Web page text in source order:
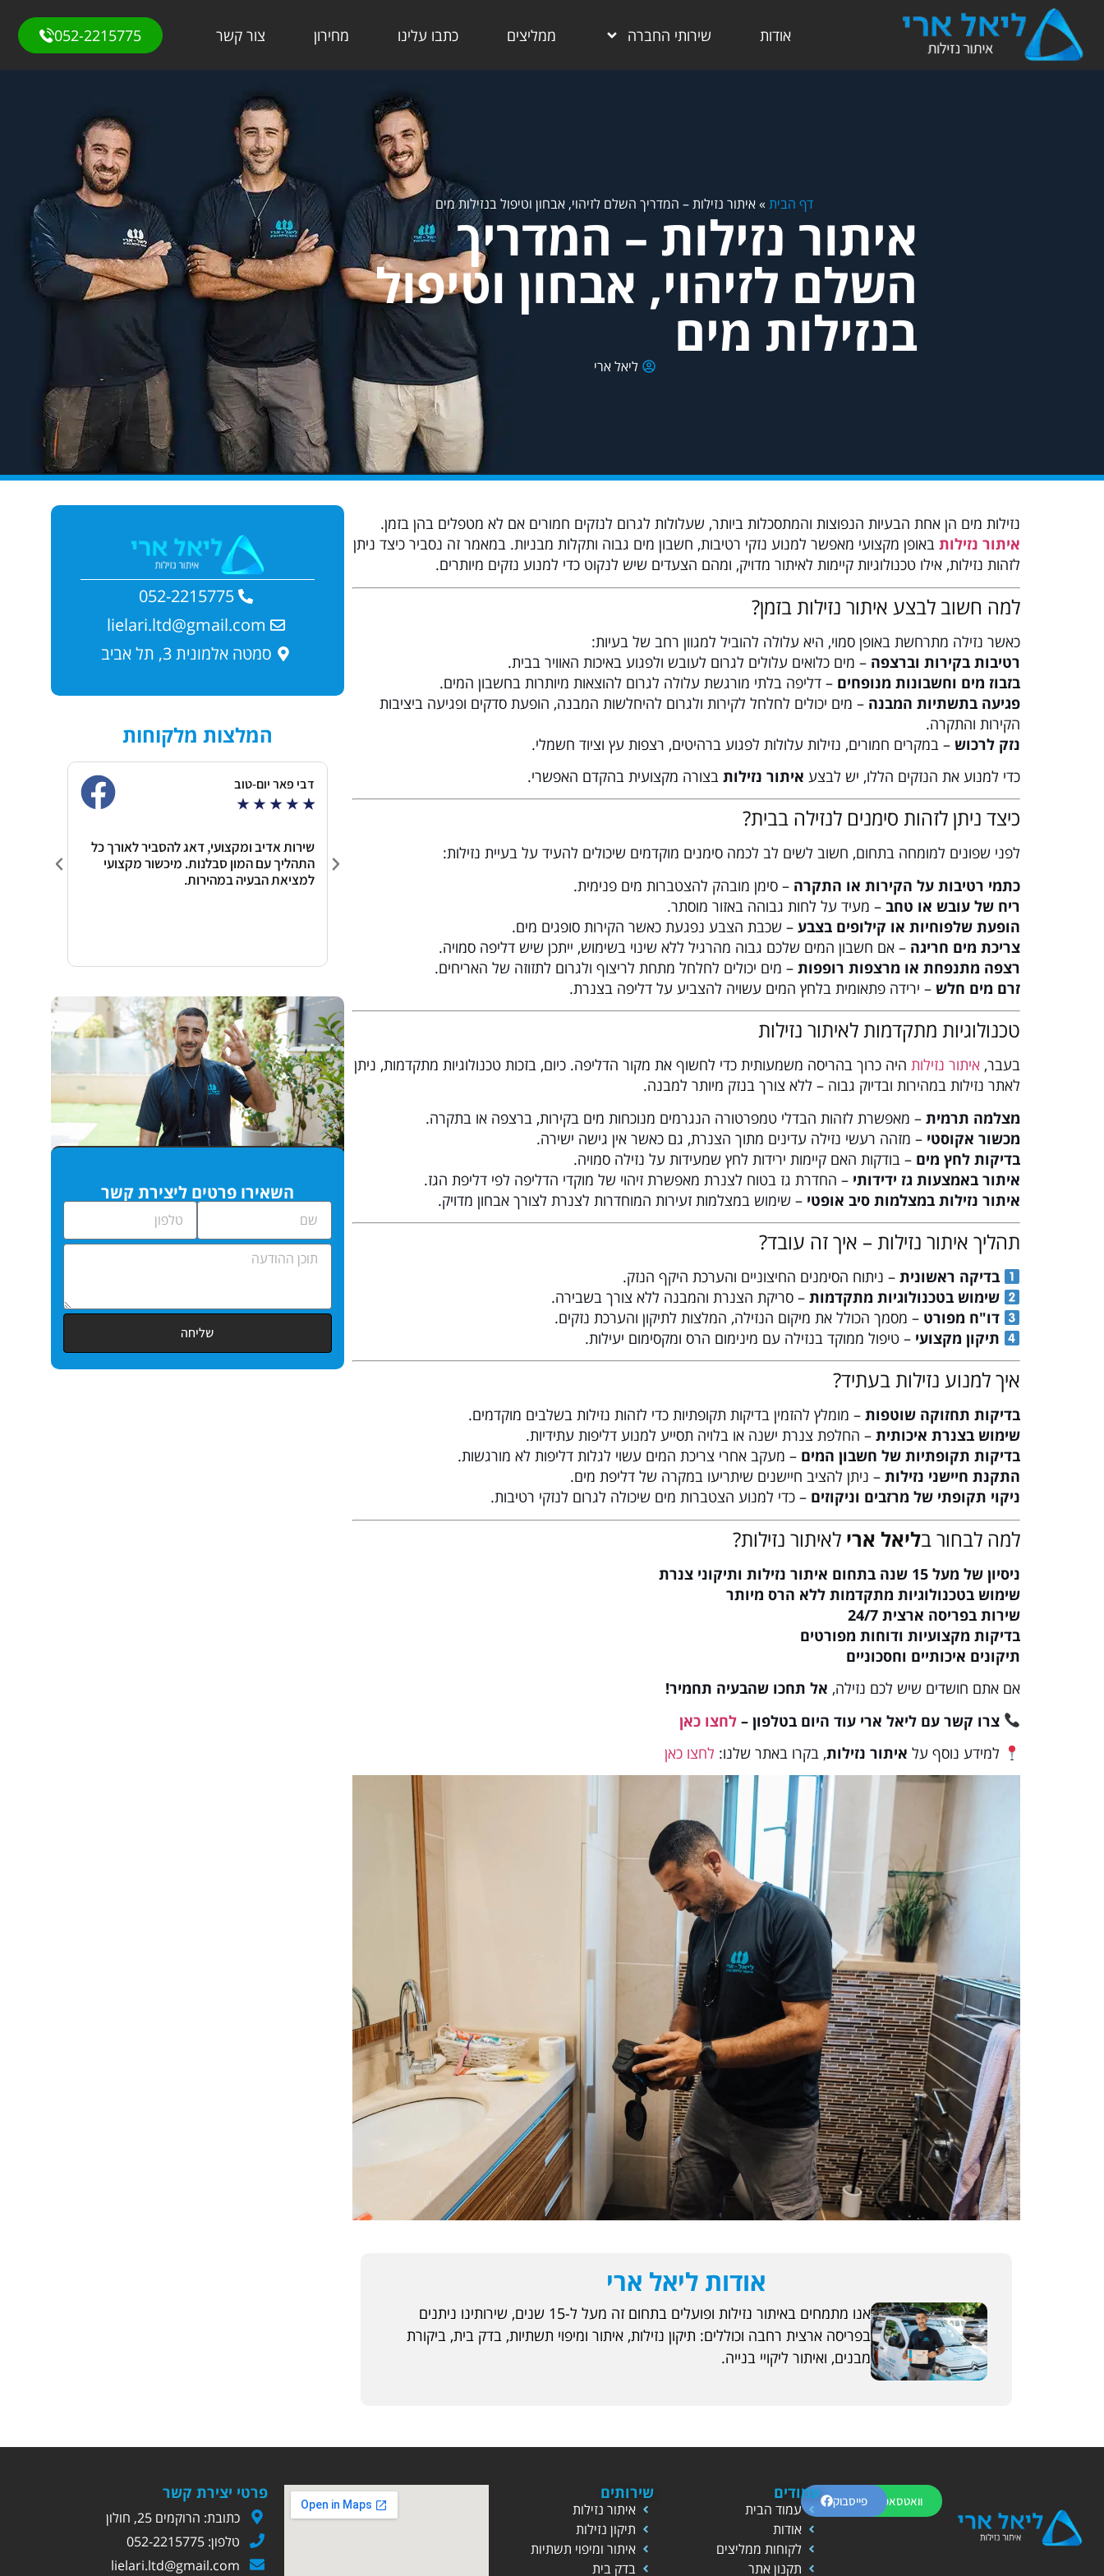
אודות שירותי החברה ממליצים כתבו עלינו מחירון צור קשר 052-2215775
דף הבית»איתור נזילות – המדריך השלם לזיהוי, אבחון וטיפול בנזילות מים
איתור נזילות – המדריך
השלם לזיהוי, אבחון וטיפול
בנזילות מים
ליאל ארי
נזילות מים הן אחת הבעיות הנפוצות והמתסכלות ביותר, שעלולות לגרום לנזקים חמורים אם לא מטפלים בהן בזמן.
איתור נזילות באופן מקצועי מאפשר למנוע נזקי רטיבות, חשבון מים גבוה ותקלות מבניות. במאמר זה נסביר כיצד ניתן
לזהות נזילות, אילו טכנולוגיות קיימות לאיתור מדויק, ומהם הצעדים שיש לנקוט כדי למנוע נזקים מיותרים.
למה חשוב לבצע איתור נזילות בזמן?
כאשר נזילה מתרחשת באופן סמוי, היא עלולה להוביל למגוון רחב של בעיות:
רטיבות בקירות וברצפה – מים כלואים עלולים לגרום לעובש ולפגוע באיכות האוויר בבית.
בזבוז מים וחשבונות מנופחים – דליפה בלתי מורגשת עלולה לגרום להוצאות מיותרות בחשבון המים.
פגיעה בתשתיות המבנה – מים יכולים לחלחל לקירות ולגרום להיחלשות המבנה, הופעת סדקים ופגיעה ביציבות
הקירות והתקרה.
נזק לרכוש – במקרים חמורים, נזילות עלולות לפגוע ברהיטים, רצפות עץ וציוד חשמלי.
כדי למנוע את הנזקים הללו, יש לבצע איתור נזילות בצורה מקצועית בהקדם האפשרי.
כיצד ניתן לזהות סימנים לנזילה בבית?
לפני שפונים למומחה בתחום, חשוב לשים לב לכמה סימנים מוקדמים שיכולים להעיד על בעיית נזילות:
כתמי רטיבות על הקירות או התקרה – סימן מובהק להצטברות מים פנימית.
ריח של עובש או טחב – מעיד על לחות גבוהה באזור מוסתר.
הופעת שלפוחיות או קילופים בצבע – שכבת הצבע נפגעת כאשר הקירות סופגים מים.
צריכת מים חריגה – אם חשבון המים שלכם גבוה מהרגיל ללא שינוי בשימוש, ייתכן שיש דליפה סמויה.
רצפה מתנפחת או מרצפות רופפות – מים יכולים לחלחל מתחת לריצוף ולגרום לתזוזה של האריחים.
זרם מים חלש – ירידה פתאומית בלחץ המים עשויה להצביע על דליפה בצנרת.
טכנולוגיות מתקדמות לאיתור נזילות
בעבר, איתור נזילות היה כרוך בהריסה משמעותית כדי לחשוף את מקור הדליפה. כיום, בזכות טכנולוגיות מתקדמות, ניתן
לאתר נזילות במהירות ובדיוק גבוה – ללא צורך בנזק מיותר למבנה.
מצלמה תרמית – מאפשרת לזהות הבדלי טמפרטורה הנגרמים מנוכחות מים בקירות, ברצפה או בתקרה.
מכשור אקוסטי – מזהה רעשי נזילה עדינים מתוך הצנרת, גם כאשר אין גישה ישירה.
בדיקות לחץ מים – בודקות האם קיימות ירידות לחץ שמעידות על נזילה סמויה.
איתור באמצעות גז ידידותי – החדרת גז בטוח לצנרת מאפשרת זיהוי של מוקדי הדליפה לפי דליפת הגז.
איתור נזילות במצלמות סיב אופטי – שימוש במצלמות זעירות המוחדרות לצנרת לצורך אבחון מדויק.
תהליך איתור נזילות – איך זה עובד?
בדיקה ראשונית – ניתוח הסימנים החיצוניים והערכת היקף הנזק.
שימוש בטכנולוגיות מתקדמות – סריקת הצנרת והמבנה ללא צורך בשבירה.
דו"ח מפורט – מסמך הכולל את מיקום הנזילה, המלצות לתיקון והערכת נזקים.
תיקון מקצועי – טיפול ממוקד בנזילה עם מינימום הרס ומקסימום יעילות.
איך למנוע נזילות בעתיד?
בדיקות תחזוקה שוטפות – מומלץ להזמין בדיקות תקופתיות כדי לזהות נזילות בשלבים מוקדמים.
שימוש בצנרת איכותית – החלפת צנרת ישנה או בלויה תסייע למנוע דליפות עתידיות.
בדיקות תקופתיות של חשבון המים – מעקב אחרי צריכת המים עשוי לגלות דליפות לא מורגשות.
התקנת חיישני נזילות – ניתן להציב חיישנים שיתריעו במקרה של דליפת מים.
ניקוי תקופתי של מרזבים וניקוזים – כדי למנוע הצטברות מים שיכולה לגרום לנזקי רטיבות.
למה לבחור בליאל ארי לאיתור נזילות?
ניסיון של מעל 15 שנה בתחום איתור נזילות ותיקוני צנרת
שימוש בטכנולוגיות מתקדמות ללא הרס מיותר
שירות בפריסה ארצית 24/7
בדיקות מקצועיות ודוחות מפורטים
תיקונים איכותיים וחסכוניים
אם אתם חושדים שיש לכם נזילה, אל תחכו שהבעיה תחמיר!
צרו קשר עם ליאל ארי עוד היום בטלפון –לחצו כאן
למידע נוסף על איתור נזילות, בקרו באתר שלנו: לחצו כאן
אודות ליאל ארי
אנו מתמחים באיתור נזילות ופועלים בתחום זה מעל ל-15 שנים, שירותינו ניתנים
בפריסה ארצית רחבה וכוללים: תיקון נזילות, איתור ומיפוי תשתיות, בדק בית, ביקורת
מבנים, ואיתור ליקויי בנייה.
052-2215775
lielari.ltd@gmail.com
סמטה אלמונית 3, תל אביב
המלצות מלקוחות
זהורית הדר‎
★
★
★
★
★
ממליצה על שי אינסטלציה. בבוקר התקשרתי
ותוך שעה וחצי שי ואיל התיצבו אצלי בבית
לאתר נזילה אצל השכנה למטה. תוך כדי
הסברים ובזמן קצר מצא שי את מקור הנזילה
בחום!!!
דבי פאר יום-טוב
★
★
★
★
★
שירות אדיב ומקצועי, דאג להסביר לאורך כל
התהליך עם המון סבלנות. מיכשור מקצועי
למציאת הבעיה במהירות.
השאירו פרטים ליצירת קשר
שליחה
וואטסאפ פייסבוק עמודים
עמוד הבית
אודות
לקוחות ממליצים
תקנון אתר
שירותים
איתור נזילות
תיקון נזילות
איתור ומיפוי תשתיות
בדק בית
פרטי יצירת קשר
כתובת: הרוקמים 25, חולון
טלפון: 052-2215775
lielari.ltd@gmail.com